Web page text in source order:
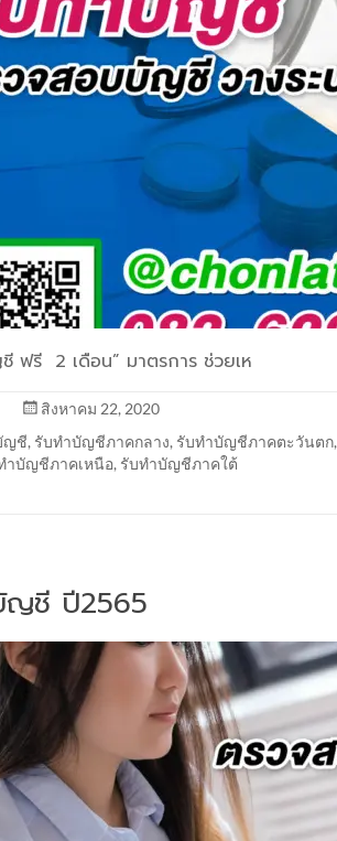
ฟรี 2 เดือน” มาตรการ ช่วยเห
สิงหาคม 22, 2020
ญชี, รับทำบัญชีภาคกลาง, รับทำบัญชีภาคตะวันตก,
ำบัญชีภาคเหนือ, รับทำบัญชีภาคใต้
ญชี ปี2565